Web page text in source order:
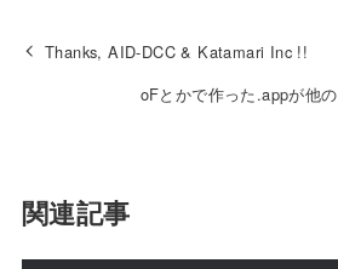
Thanks, AID-DCC & Katamari Inc !!
oFとかで作った.appが他
関連記事